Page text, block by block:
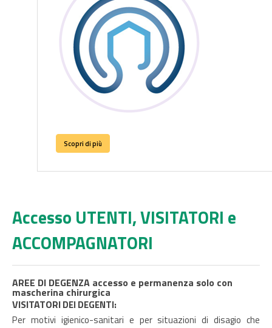
Scopri di più
Accesso UTENTI, VISITATORI e
ACCOMPAGNATORI
AREE DI DEGENZA accesso e permanenza solo con
mascherina chirurgica
VISITATORIDEI DEGENTI:
Per motivi igienico-sanitari e per situazioni di disagio che